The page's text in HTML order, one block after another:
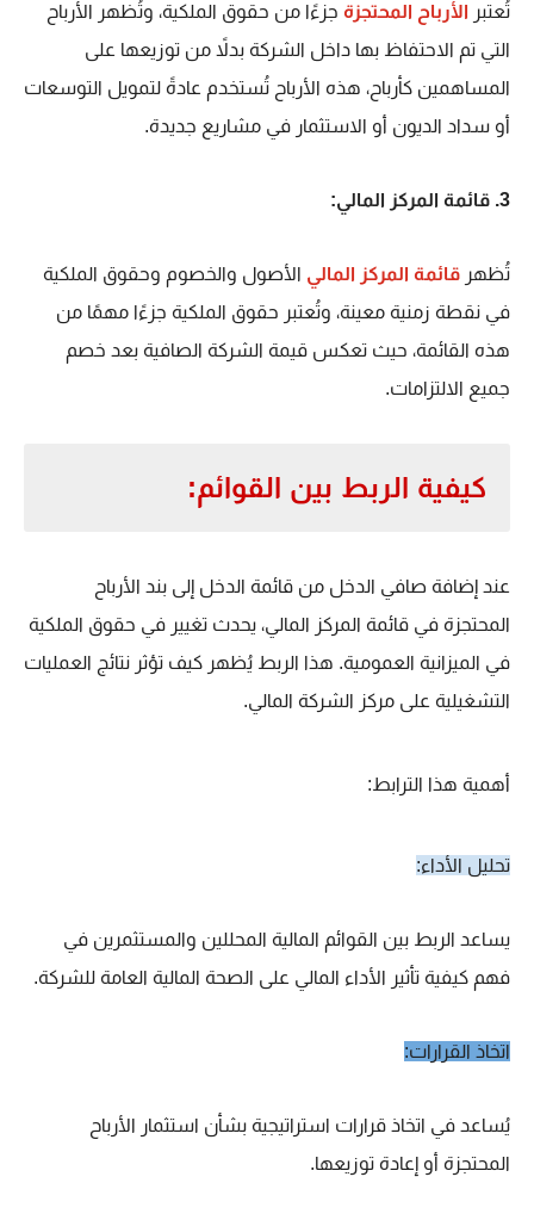
تُعتبر الأرباح المحتجزة جزءًا من حقوق الملكية، وتُظهر الأرباح
التي تم الاحتفاظ بها داخل الشركة بدلاً من توزيعها على
المساهمين كأرباح، هذه الأرباح تُستخدم عادةً لتمويل التوسعات
أو سداد الديون أو الاستثمار في مشاريع جديدة.
3. قائمة المركز المالي:
تُظهر قائمة المركز المالي الأصول والخصوم وحقوق الملكية
في نقطة زمنية معينة، وتُعتبر حقوق الملكية جزءًا مهمًا من
هذه القائمة، حيث تعكس قيمة الشركة الصافية بعد خصم
جميع الالتزامات.
كيفية الربط بين القوائم:
عند إضافة صافي الدخل من قائمة الدخل إلى بند الأرباح
المحتجزة في قائمة المركز المالي، يحدث تغيير في حقوق الملكية
في الميزانية العمومية. هذا الربط يُظهر كيف تؤثر نتائج العمليات
التشغيلية على مركز الشركة المالي.
أهمية هذا الترابط:
تحليل الأداء:
يساعد الربط بين القوائم المالية المحللين والمستثمرين في
فهم كيفية تأثير الأداء المالي على الصحة المالية العامة للشركة.
اتخاذ القرارات:
يُساعد في اتخاذ قرارات استراتيجية بشأن استثمار الأرباح
المحتجزة أو إعادة توزيعها.